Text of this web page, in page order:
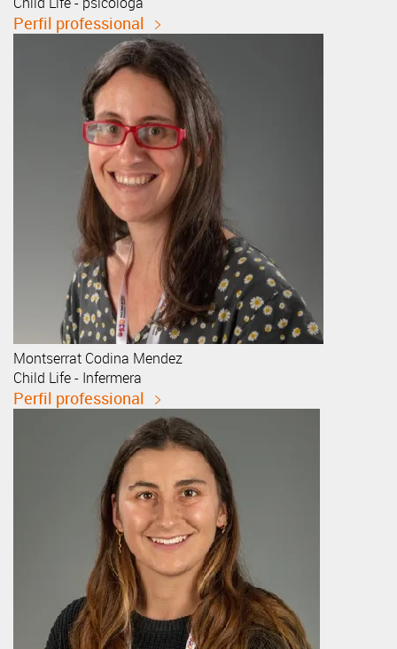
Perfil professional
Montserrat Codina Mendez
Child Life - Infermera
Perfil professional